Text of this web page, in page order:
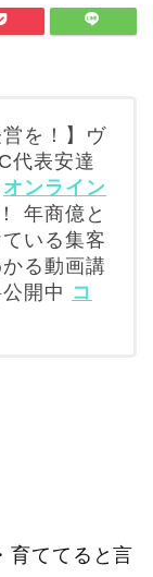
営を！】ヴ
代表安達
オンライン
！ 年商億と
いる集客
る動画講
開中 コ
育ててると言